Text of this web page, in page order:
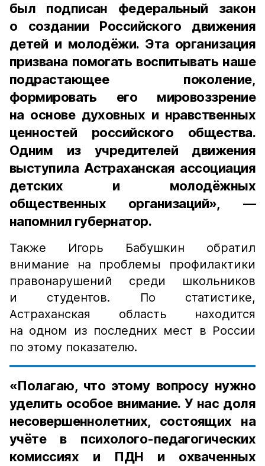
был подписан федеральный закон
о создании Российского движения
детей и молодёжи. Эта организация
призвана помогать воспитывать наше
подрастающее поколение,
формировать его мировоззрение
на основе духовных и нравственных
ценностей российского общества.
Одним из учредителей движения
выступила Астраханская ассоциация
детских и молодёжных
общественных организаций», —
напомнил губернатор.
Также Игорь Бабушкин обратил
внимание на проблемы профилактики
правонарушений среди школьников
и студентов. По статистике,
Астраханская область находится
на одном из последних мест в России
по этому показателю.
«Полагаю, что этому вопросу нужно
уделить особое внимание. У нас доля
несовершеннолетних, состоящих на
учёте в психолого-педагогических
комиссиях и ПДН и охваченных